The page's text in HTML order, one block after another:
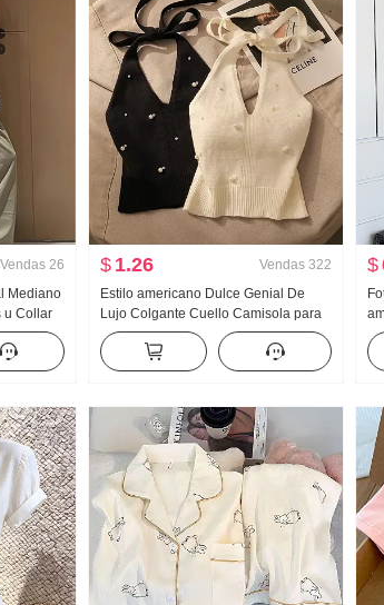
Vendas 26
Mediano
u Collar
de I
$ 1.26 Vendas 322
Estilo americano Dulce Genial De
Lujo Colgante Cuello Camisola para
mujer Verano Para uso exterior
Interior Partido Camiseta Interior
Chica atrevida tejido de punto Top sin
$